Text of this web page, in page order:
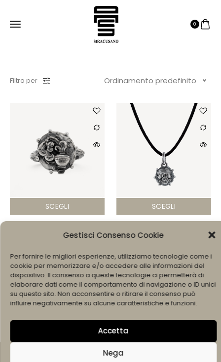
Gestisci Consenso Cookie
Per fornire le migliori esperienze, utilizziamo tecnologie come i
cookie per memorizzare e/o accedere alle informazioni del
dispositivo. Il consenso a queste tecnologie ci permetterà di
elaborare dati come il comportamento di navigazione o ID unici
su questo sito. Non acconsentire o ritirare il consenso può
influire negativamente su alcune caratteristiche e funzioni.
Accetta
Nega
0
Filtra per Ordinamento predefinito
SCEGLI SCEGLI
All Products Loaded